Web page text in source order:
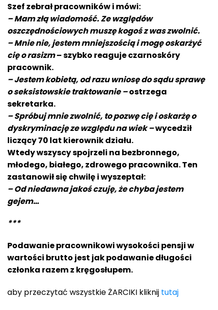
Szef zebrał pracowników i mówi:
– Mam złą wiadomość. Ze względów
oszczędnościowych muszę kogoś z was zwolnić.
– Mnie nie, jestem mniejszością i mogę oskarżyć
cię o rasizm– szybko reaguje czarnoskóry
pracownik.
– Jestem kobietą, od razu wniosę do sądu sprawę
o seksistowskie traktowanie –ostrzega
sekretarka.
– Spróbuj mnie zwolnić, to pozwę cię i oskarżę o
dyskryminację ze względu na wiek –wycedził
liczący 70 lat kierownik działu.
Wtedy wszyscy spojrzeli na bezbronnego,
młodego, białego, zdrowego pracownika. Ten
zastanowił się chwilę i wyszeptał:
– Od niedawna jakoś czuję, że chybajestem
gejem…
***
Podawanie pracownikowi wysokości pensji w
wartości brutto jest jak podawanie długości
członka razem z kręgosłupem.
aby przeczytać wszystkie ŻARCIKI kliknij tutaj